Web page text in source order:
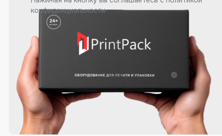
конфиденциальности